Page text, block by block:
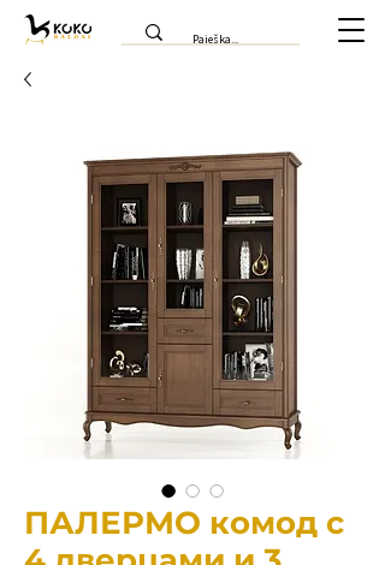
ПАЛЕРМО комод с